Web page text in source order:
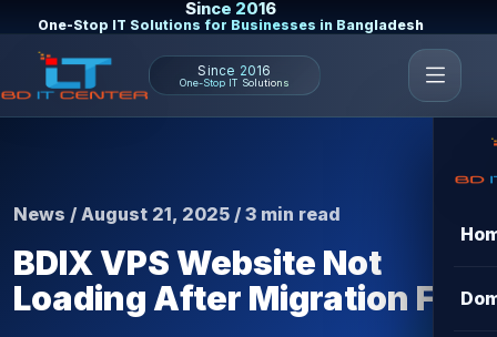
Since 2016
One-Stop IT Solutions for Businesses in Bangladesh
Since 2016
One-Stop IT Solutions
News / August 21, 2025 / 3 min read
BDIX VPS Website Not
Loading After Migration Fix